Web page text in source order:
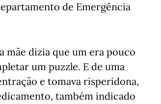
de Emergência
mãe dizia que um era pouco
um puzzle. E de uma
e tomava risperidona,
também indicado